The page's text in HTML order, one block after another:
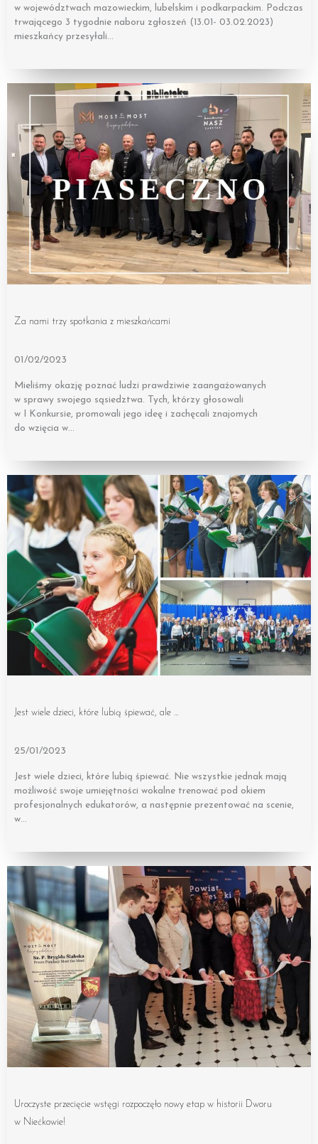
w województwach mazowieckim, lubelskim i podkarpackim. Podczas
trwającego 3 tygodnie naboru zgłoszeń (13.01- 03.02.2023)
mieszkańcy przesyłali…
Za nami trzy spotkania z mieszkańcami
01/02/2023
Mieliśmy okazję poznać ludzi prawdziwie zaangażowanych
w sprawy swojego sąsiedztwa. Tych, którzy głosowali
w I Konkursie, promowali jego ideę i zachęcali znajomych
do wzięcia w…
Jest wiele dzieci, które lubią śpiewać, ale …
25/01/2023
Jest wiele dzieci, które lubią śpiewać. Nie wszystkie jednak mają
możliwość swoje umiejętności wokalne trenować pod okiem
profesjonalnych edukatorów, a następnie prezentować na scenie,
w…
Uroczyste przecięcie wstęgi rozpoczęło nowy etap w historii Dworu
w Niećkowie!